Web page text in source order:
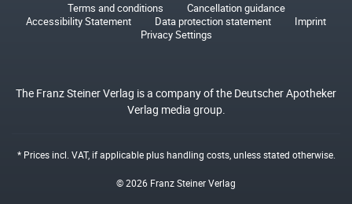
Terms and conditions
Cancellation guidance
Accessibility Statement
Data protection statement
Imprint
Privacy Settings
The Franz Steiner Verlag is a company of the Deutscher Apotheker
Verlag media group.
* Prices incl. VAT, if applicable plushandling costs, unless stated otherwise.
© 2026 Franz Steiner Verlag